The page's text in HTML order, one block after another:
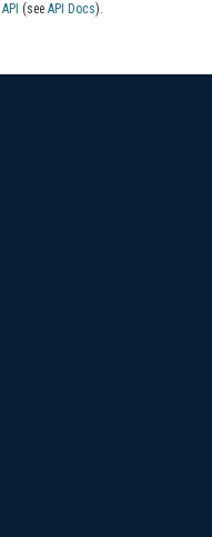
API (see API Docs).